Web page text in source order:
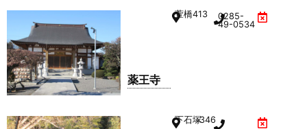
薬王寺
萱橋413
0285-
49-0534
下石塚346